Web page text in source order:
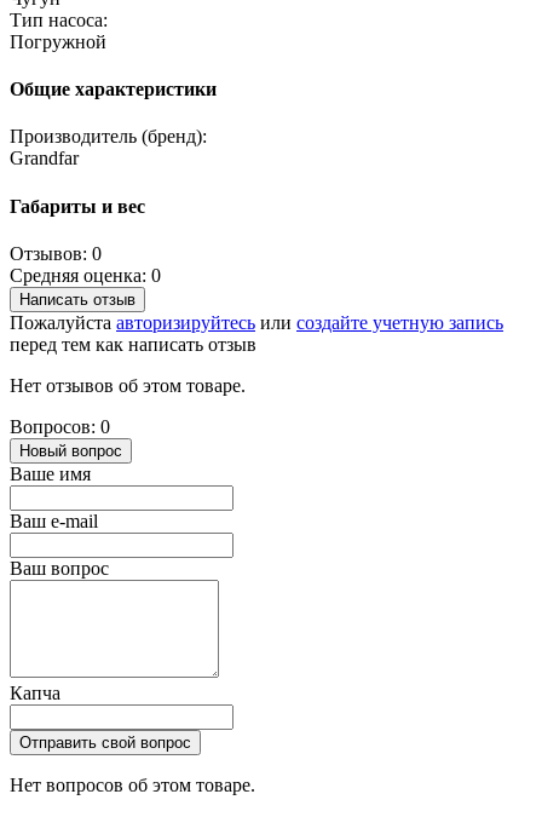
Тип насоса:
Погружной
Общие характеристики
Производитель (бренд):
Grandfar
Габариты и вес
Отзывов: 0
Средняя оценка: 0
Написать отзыв
Пожалуйста авторизируйтесь или создайте учетную запись
перед тем как написать отзыв
Нет отзывов об этом товаре.
Вопросов: 0
Новый вопрос
Ваше имя
Ваш e-mail
Ваш вопрос
Капча
Отправить свой вопрос
Нет вопросов об этом товаре.